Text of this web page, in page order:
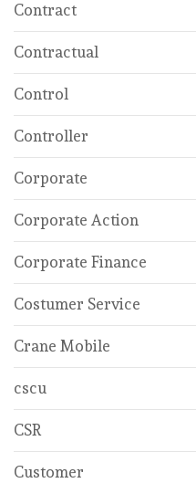
Contract
Contractual
Control
Controller
Corporate
Corporate Action
Corporate Finance
Costumer Service
Crane Mobile
cscu
CSR
Customer